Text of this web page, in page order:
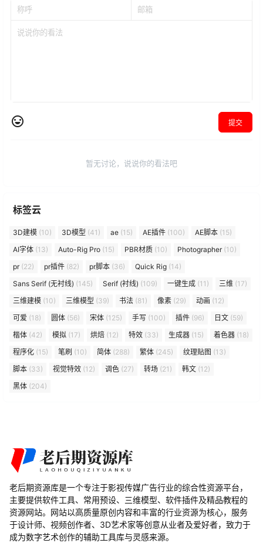
提交
暂无讨论，说说你的看法吧
标签云
3D建模 (10) 3D模型 (41) ae (15) AE插件 (100) AE脚本 (15)
AI字体 (13) Auto-Rig Pro (15) PBR材质 (10) Photographer(10)
pr(22) pr插件 (82) pr脚本 (36) Quick Rig (14)
Sans Serif (无衬线) (145) Serif (衬线) (109) 一键生成 (11) 三维 (17)
三维建模 (10) 三维模型 (39) 书法 (81) 像素 (29) 动画 (12)
可爱 (18) 圆体 (56) 宋体 (125) 手写 (100) 插件 (96) 日文 (59)
楷体 (42) 模拟 (17) 烘焙 (12) 特效 (33) 生成器 (15) 着色器 (18)
程序化 (15) 笔刷 (10) 简体 (288) 繁体 (245) 纹理贴图 (13)
脚本 (33) 视觉特效 (12) 调色 (27) 转场 (21) 韩文 (12)
黑体 (204)
老后期资源库是一个专注于影视传媒广告行业的综合性资源平台，
主要提供软件工具、常用预设、三维模型、软件插件及精品教程的
资源网站。网站以高质量原创内容和丰富的行业资源为核心，服务
于设计师、视频创作者、3D艺术家等创意从业者及爱好者，致力于
成为数字艺术创作的辅助工具库与灵感来源。